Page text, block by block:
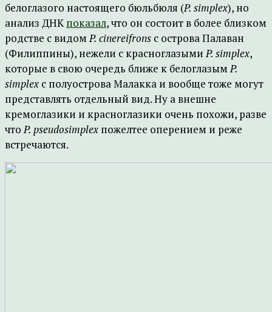
белоглазого настоящего бюльбюля (P. simplex), но
анализ ДНК показал, что он состоит в более близком
родстве с видомP. cinereifrons с острова Палаван
(Филиппины), нежели с красноглазымиP. simplex,
которые в свою очередь ближе к белоглазымP.
simplex с полуострова Малакка и вообще тоже могут
представлять отдельный вид. Ну а внешне
кремоглазики и красноглазики очень похожи, разве
чтоP. pseudosimplex пожелтее оперением и реже
встречаются.